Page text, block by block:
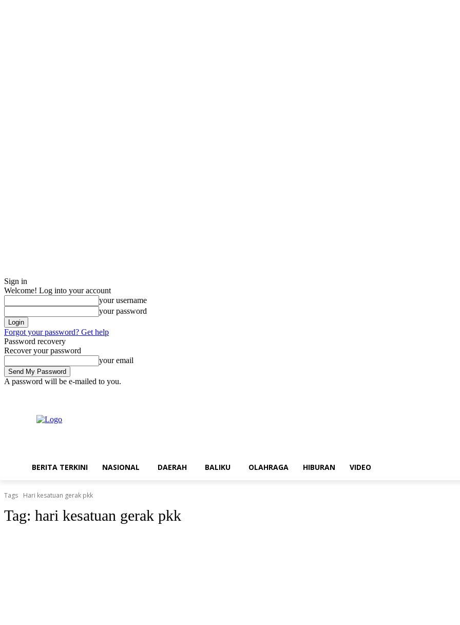
Sign in
Welcome! Log into your account
your username
your password
Forgot your password? Get help
Password recovery
Recover your password
your email
A password will be e-mailed to you.
BERITA TERKINI NASIONAL DAERAH BALIKU OLAHRAGA HIBURAN VIDEO
Tags Hari kesatuan gerak pkk
Tag: hari kesatuan gerak pkk